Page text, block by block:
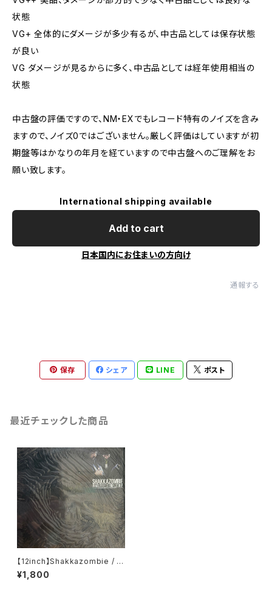
状態
VG+ 全体的にダメージが多少有るが、中古品としては保存状態
が良い
VG ダメージが見るからに多く、中古品としては経年使用相当の
状態
中古盤の評価ですので、NM・EXでもレコード特有のノイズを含み
ますので、ノイズ0ではございません。厳しく評価はしていますが初
期盤等はかなりの年月を経ていますので中古盤へのご理解をお
願い致します。
International shipping available
Add to cart
日本国内にお住まいの方向け
通報する
保存 シェア LINE ポスト
最近チェックした商品
【12inch】Shakkazombie / S
o Tight, So Deep
¥1,800